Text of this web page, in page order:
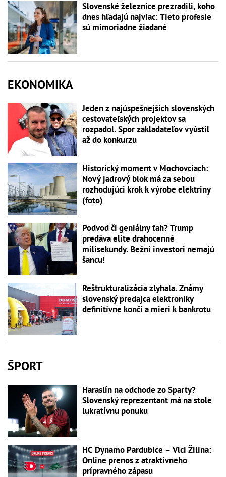
Slovenské železnice prezradili, koho
dnes hľadajú najviac: Tieto profesie
sú mimoriadne žiadané
EKONOMIKA
Jeden z najúspešnejších slovenských
cestovateľských projektov sa
rozpadol. Spor zakladateľov vyústil
až do konkurzu
Historický moment v Mochovciach:
Nový jadrový blok má za sebou
rozhodujúci krok k výrobe elektriny
(foto)
Podvod či geniálny ťah? Trump
predáva elite drahocenné
milisekundy. Bežní investori nemajú
šancu!
Reštrukturalizácia zlyhala. Známy
slovenský predajca elektroniky
definitívne končí a mieri k bankrotu
ŠPORT
Haraslín na odchode zo Sparty?
Slovenský reprezentant má na stole
lukratívnu ponuku
HC Dynamo Pardubice – Vlci Žilina:
Online prenos z atraktívneho
prípravného zápasu